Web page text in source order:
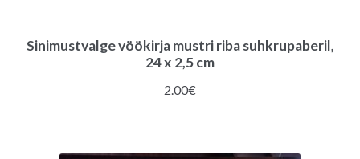
Sinimustvalge vöökirja mustri riba suhkrupaberil,
24 x 2,5 cm
2.00€